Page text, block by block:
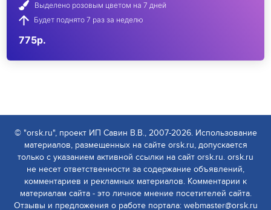
Выделено розовым цветом на 7 дней
Будет поднято 7 раз за неделю
775р.
© "orsk.ru", проект ИП Савин В.В., 2007-2026. Использование
материалов, размещенных на сайте orsk.ru, допускается
только с указанием активной ссылки на сайт orsk.ru. orsk.ru
не несет ответственности за содержание объявлений,
комментариев и рекламных материалов. Комментарии к
материалам сайта - это личное мнение посетителей сайта.
Отзывы и предложения о работе портала: webmaster@orsk.ru